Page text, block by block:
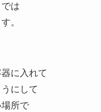
は
。
に入れて
にして
所で